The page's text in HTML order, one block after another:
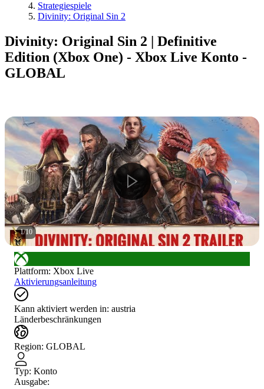
Strategiespiele
Divinity: Original Sin 2
Divinity: Original Sin 2 | Definitive
Edition (Xbox One) - Xbox Live Konto -
GLOBAL
1/10
Plattform: Xbox Live
Aktivierungsanleitung
Kann aktiviert werden in: austria
Länderbeschränkungen
Region: GLOBAL
Typ: Konto
Ausgabe: